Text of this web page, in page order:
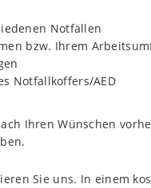
Notfällen
bzw. Ihrem
Notfallkoffers/AED
Ihren Wünschen
Sie uns. In einem